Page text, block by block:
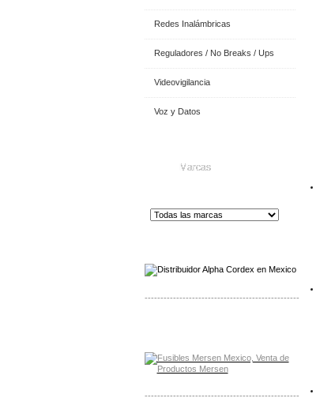
Redes Inalámbricas
Reguladores / No Breaks / Ups
Videovigilancia
Voz y Datos
Marcas
-------------------------------------------------
-------------------------------------------------